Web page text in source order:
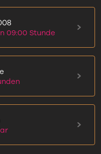
09:00 Stunde